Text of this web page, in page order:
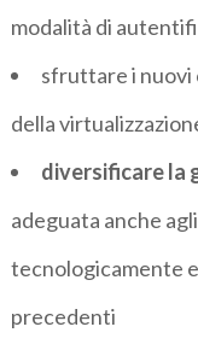
modalità di
sfruttare i nuovi
della
diversificare la
adeguata anche
tecnologicamente
precedenti